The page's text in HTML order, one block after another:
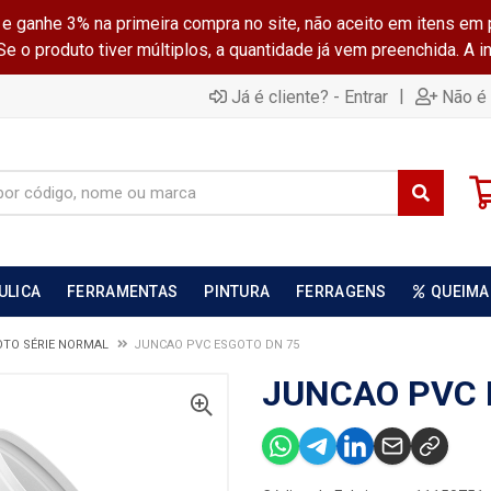
ganhe 3% na primeira compra no site, não aceito em itens
o produto tiver múltiplos, a quantidade já vem preenchida. A
Já é cliente? - Entrar | Não
FERRAMENTAS PINTURA FERRAGENS
SÉRIE NORMAL JUNCAO PVC ESGOTO DN 75
JUNCAO PVC